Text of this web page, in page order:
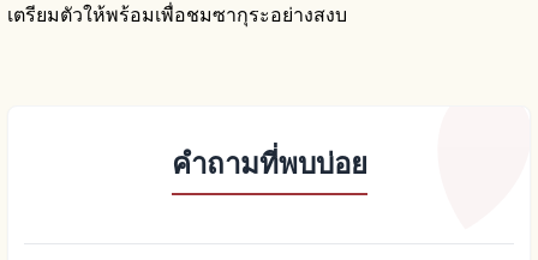
เตรียมตัวให้พร้อมเพื่อชมซากุระอย่างสงบ
คำถามที่พบบ่อย